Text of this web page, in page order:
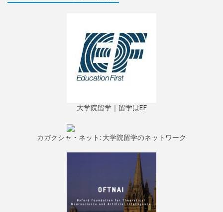
大学院留学｜留学はEF
カガクシャ・ネット: 大学院留学のネットワーク